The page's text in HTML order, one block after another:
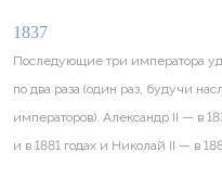
1837
Последующие три императора
по два раза (один раз, будучи
императоров). Александр II — в
и в 1881 годах и Николай II — в